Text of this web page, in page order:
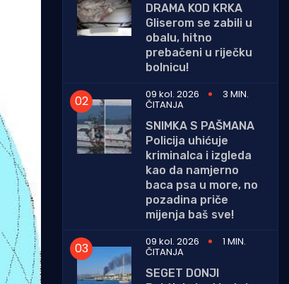
DRAMA KOD KRKA
Gliserom se zabili u
obalu, hitno
prebačeni u riječku
bolnicu!
09 kol. 2026
3 MIN.
ČITANJA
SNIMKA S PAŠMANA
Policija uhićuje
kriminalca i izgleda
kao da namjerno
baca psa u more, no
pozadina priče
mijenja baš sve!
09 kol. 2026
1 MIN.
ČITANJA
SEGET DONJI